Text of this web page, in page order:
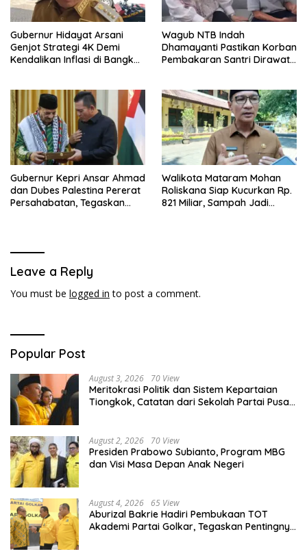
Gubernur Hidayat Arsani
Genjot Strategi 4K Demi
Kendalikan Inflasi di Bangka
Wagub NTB Indah
Dhamayanti Pastikan Korban
Pembakaran Santri Dirawat
Gubernur Kepri Ansar Ahmad
dan Dubes Palestina Pererat
Persahabatan, Tegaskan
Walikota Mataram Mohan
Roliskana Siap Kucurkan Rp.
821 Miliar, Sampah Jadi
Leave a Reply
You must be logged in to post a comment.
Popular Post
August 3, 2026 70 View
Meritokrasi Politik dan Sistem Kepartaian
Tiongkok, Catatan dari Sekolah Partai Pusat
August 2, 2026 70 View
Presiden Prabowo Subianto, Program MBG
dan Visi Masa Depan Anak Negeri
August 4, 2026 65 View
Aburizal Bakrie Hadiri Pembukaan TOT
Akademi Partai Golkar, Tegaskan Pentingnya